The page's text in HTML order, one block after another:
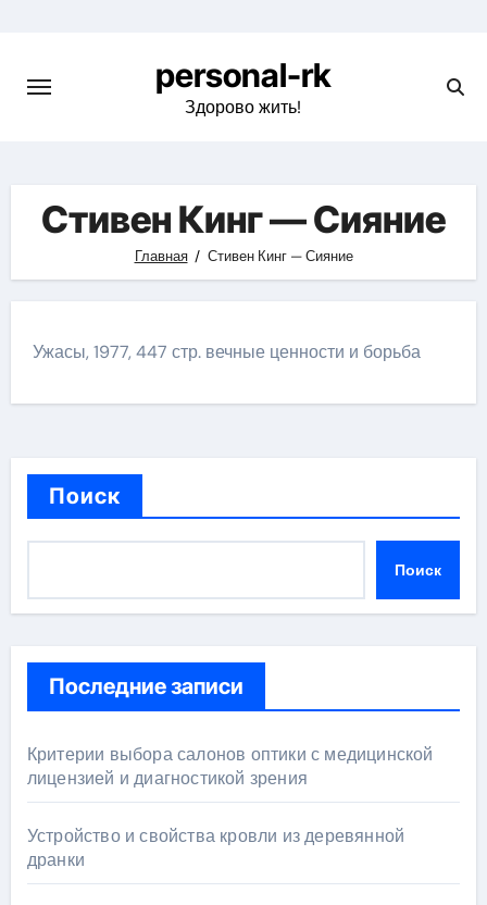
содержимому
personal-rk
Здорово жить!
Стивен Кинг — Сияние
Главная Стивен Кинг — Сияние
Ужасы, 1977, 447 стр. вечные ценности и борьба
Поиск
Поиск
Последние записи
Критерии выбора салонов оптики с медицинской
лицензией и диагностикой зрения
Устройство и свойства кровли из деревянной
дранки